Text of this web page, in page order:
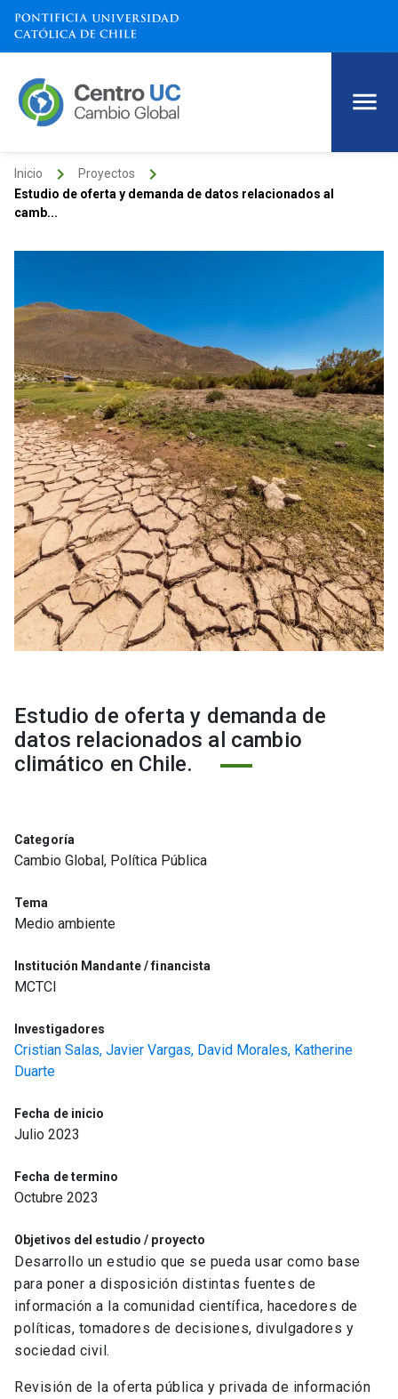
Inicio keyboard_arrow_right Proyectos keyboard_arrow_right
Estudio de oferta y demanda de datos relacionados al
camb...
Estudio de oferta y demanda de
datos relacionados al cambio
climático en Chile.
Categoría
Cambio Global, Política Pública
Tema
Medio ambiente
Institución Mandante / financista
MCTCI
Investigadores
Cristian Salas, Javier Vargas, David Morales, Katherine
Duarte
Fecha de inicio
Julio 2023
Fecha de termino
Octubre 2023
Objetivos del estudio / proyecto
Desarrollo un estudio que se pueda usar como base
para poner a disposición distintas fuentes de
información a la comunidad científica, hacedores de
políticas, tomadores de decisiones, divulgadores y
sociedad civil.
Revisión de la oferta pública y privada de información